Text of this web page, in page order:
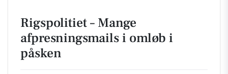
Rigspolitiet – Mange
afpresningsmails i omløb i
påsken